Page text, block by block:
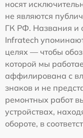
носят
не являются
ГК РФ. Названия и
Infratech
целях — чтобы
которой мы
аффилирована с
знаков и не
ремонтных работ
устройствах,
обороте, в